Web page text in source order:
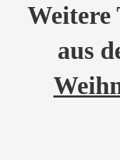
Weitere
aus